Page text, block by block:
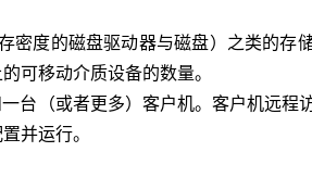
密度的磁盘驱动器与磁盘）之类的存
可移动介质设备的数量。
台（或者更多）客户机。客户机远程
并运行。